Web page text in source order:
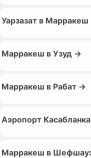
Уарзазат в
Марракеш в Узуд →
Марракеш в Рабат →
Аэропорт
Марракеш в